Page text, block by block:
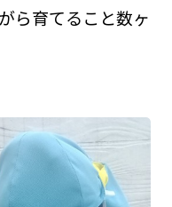
ら育てること数ヶ